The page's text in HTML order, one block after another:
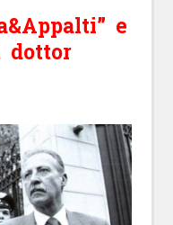
e
dottor